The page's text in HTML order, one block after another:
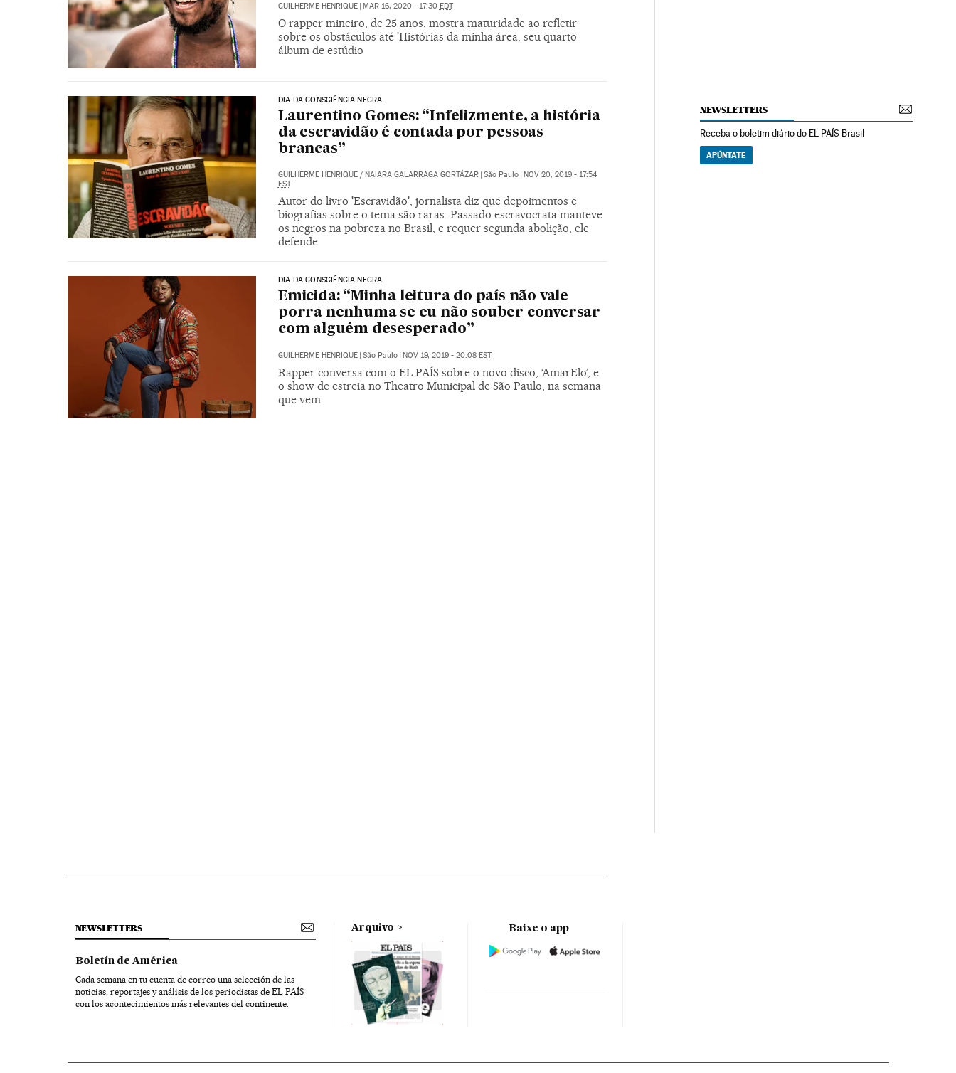
GUILHERME HENRIQUE | MAR 16, 2020 - 17:30 EDT
O rapper mineiro, de 25 anos, mostra maturidade ao refletir
sobre os obstáculos até 'Histórias da minha área, seu quarto
álbum de estúdio
DIA DA CONSCIÊNCIA NEGRA
Laurentino Gomes: “Infelizmente, a história
da escravidão é contada por pessoas
brancas”
GUILHERME HENRIQUE/ NAIARA GALARRAGA GORTÁZAR São Paulo
NOV 20, 2019 - 17:54
EST
Autor do livro 'Escravidão', jornalista diz que depoimentos e
biografias sobre o tema são raras. Passado escravocrata manteve
os negros na pobreza no Brasil, e requer segunda abolição, ele
defende
DIA DA CONSCIÊNCIA NEGRA
Emicida: “Minha leitura do país não vale
porra nenhuma se eu não souber conversar
com alguém desesperado”
GUILHERME HENRIQUE | São Paulo | NOV 19, 2019 - 20:08 EST
Rapper conversa com o EL PAÍS sobre o novo disco, ‘AmarElo’, e
o show de estreia no Theatro Municipal de São Paulo, na semana
que vem
NEWSLETTERS
Receba o boletim diário do EL PAÍS Brasil
APÚNTATE
NEWSLETTERS
Boletín de América
Cada semana en tu cuenta de correo una selección de las
noticias, reportajes y análisis de los periodistas de EL PAÍS
con los acontecimientos más relevantes del continente.
Arquivo Baixe o app